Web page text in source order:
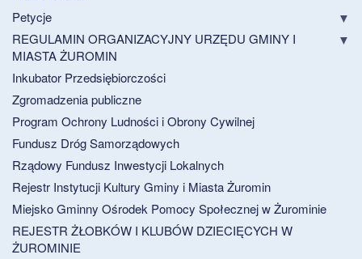
Petycje
REGULAMIN ORGANIZACYJNY URZĘDU GMINY I
MIASTA ŻUROMIN
Inkubator Przedsiębiorczości
Zgromadzenia publiczne
Program Ochrony Ludności i Obrony Cywilnej
Fundusz Dróg Samorządowych
Rządowy Fundusz Inwestycji Lokalnych
Rejestr Instytucji Kultury Gminy i Miasta Żuromin
Miejsko Gminny Ośrodek Pomocy Społecznej w Żurominie
REJESTR ŻŁOBKÓW I KLUBÓW DZIECIĘCYCH W
ŻUROMINIE